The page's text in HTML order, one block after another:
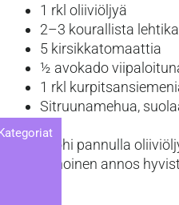
1 rkl oliiviöljyä
2–3 kourallista
5 kirsikkatomaattia
½ avokado
1 rkl
Sitruunamehua,
Ohje:
Paista lohi pannulla
tasapainoinen annos